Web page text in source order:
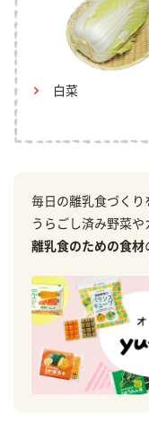
白菜
毎日の離乳食づくり
うらごし済み野菜
離乳食のための食材